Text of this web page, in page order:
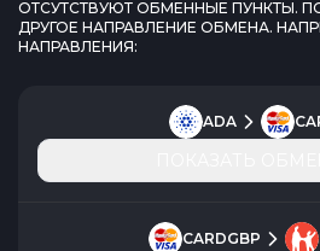
ОТСУТСТВУЮТ ОБМЕННЫЕ ПУНКТЫ.
ДРУГОЕ НАПРАВЛЕНИЕ ОБМЕНА.
НАПРАВЛЕНИЯ:
ADA
CARDGBP